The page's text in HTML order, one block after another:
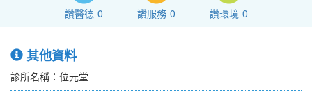
讚醫德 0 讚服務 0 讚環境 0
其他資料
診所名稱：位元堂